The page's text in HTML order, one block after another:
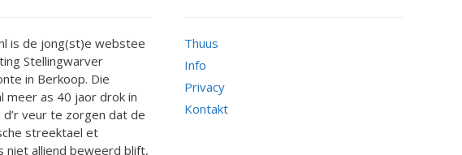
is de jong(st)e webstee
Stellingwarver
in Berkoop. Die
meer as 40 jaor drok in
veur te zorgen dat de
streektael et
niet alliend beweerd blift,
Thuus
Info
Privacy
Kontakt